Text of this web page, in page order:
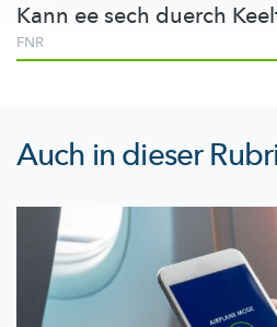
Kann ee sech duerch
FNR
Auch in dieser